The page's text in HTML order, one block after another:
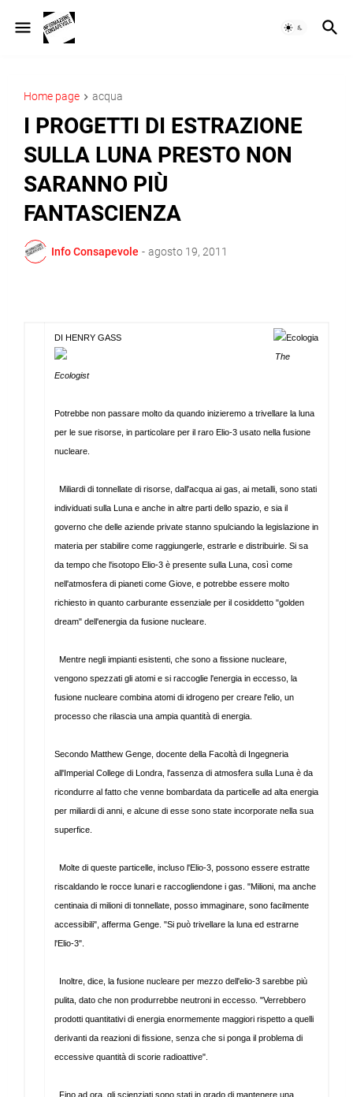
Home page acqua
I PROGETTI DI ESTRAZIONE
SULLA LUNA PRESTO NON
SARANNO PIÙ
FANTASCIENZA
Info Consapevole - agosto 19, 2011
DI HENRY GASS
The
Ecologist
Potrebbe non passare molto da quando inizieremo a trivellare la luna
per le sue risorse, in particolare per il raro Elio-3 usato nella fusione
nucleare.
Miliardi di tonnellate di risorse, dall'acqua ai gas, ai metalli, sono stati
individuati sulla Luna e anche in altre parti dello spazio, e sia il
governo che delle aziende private stanno spulciando la legislazione in
materia per stabilire come raggiungerle, estrarle e distribuirle. Si sa
da tempo che l'isotopo Elio-3 è presente sulla Luna, così come
nell'atmosfera di pianeti come Giove, e potrebbe essere molto
richiesto in quanto carburante essenziale per il cosiddetto "golden
dream" dell'energia da fusione nucleare.
Mentre negli impianti esistenti, che sono a fissione nucleare,
vengono spezzati gli atomi e si raccoglie l'energia in eccesso, la
fusione nucleare combina atomi di idrogeno per creare l'elio, un
processo che rilascia una ampia quantità di energia.
Secondo Matthew Genge, docente della Facoltà di Ingegneria
all'Imperial College di Londra, l'assenza di atmosfera sulla Luna è da
ricondurre al fatto che venne bombardata da particelle ad alta energia
per miliardi di anni, e alcune di esse sono state incorporate nella sua
superfice.
Molte di queste particelle, incluso l'Elio-3, possono essere estratte
riscaldando le rocce lunari e raccogliendone i gas. "Milioni, ma anche
centinaia di milioni di tonnellate, posso immaginare, sono facilmente
accessibili", afferma Genge. "Si può trivellare la luna ed estrarne
l'Elio-3".
Inoltre, dice, la fusione nucleare per mezzo dell'elio-3 sarebbe più
pulita, dato che non produrrebbe neutroni in eccesso. "Verrebbero
prodotti quantitativi di energia enormemente maggiori rispetto a quelli
derivanti da reazioni di fissione, senza che si ponga il problema di
eccessive quantità di scorie radioattive".
Fino ad ora, gli scienziati sono stati in grado di mantenere una